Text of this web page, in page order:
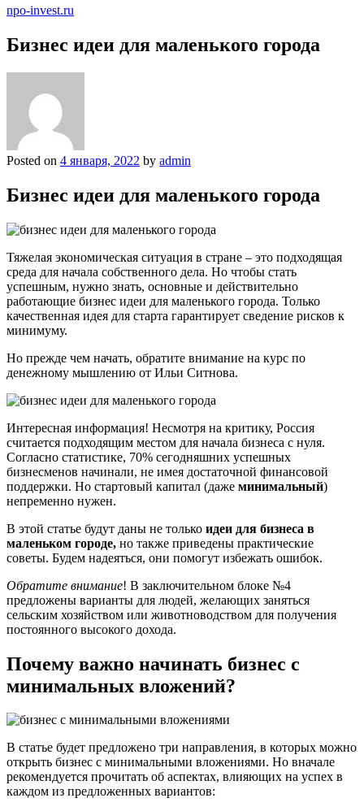
npo-invest.ru
Бизнес идеи для маленького города
Posted on 4 января, 2022 by admin
Бизнес идеи для маленького города
Тяжелая экономическая ситуация в стране – это подходящая
среда для начала собственного дела. Но чтобы стать
успешным, нужно знать, основные и действительно
работающие бизнес идеи для маленького города. Только
качественная идея для старта гарантирует сведение рисков к
минимуму.
Но прежде чем начать, обратите внимание на курс по
денежному мышлению от Ильи Ситнова.
Интересная информация! Несмотря на критику, Россия
считается подходящим местом для начала бизнеса с нуля.
Согласно статистике, 70% сегодняшних успешных
бизнесменов начинали, не имея достаточной финансовой
поддержки. Но стартовый капитал (даже минимальный)
непременно нужен.
В этой статье будут даны не только идеи для бизнеса в
маленьком городе, но также приведены практические
советы. Будем надеяться, они помогут избежать ошибок.
Обратите внимание! В заключительном блоке №4
предложены варианты для людей, желающих заняться
сельским хозяйством или животноводством для получения
постоянного высокого дохода.
Почему важно начинать бизнес с
минимальных вложений?
В статье будет предложено три направления, в которых можно
открыть бизнес с минимальными вложениями. Но вначале
рекомендуется прочитать об аспектах, влияющих на успех в
каждом из предложенных вариантов: